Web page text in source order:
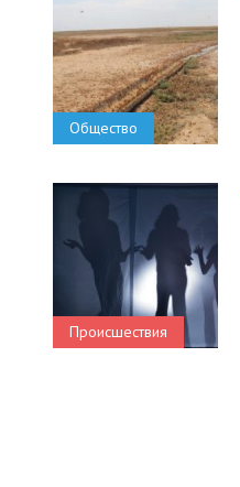
Общество
Происшествия